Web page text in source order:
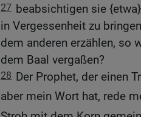
27 beabsichtigen sie
in Vergessenheit zu
dem anderen erzählen, so
dem Baal vergaßen?
28 Der Prophet, der einen
aber mein Wort hat, rede